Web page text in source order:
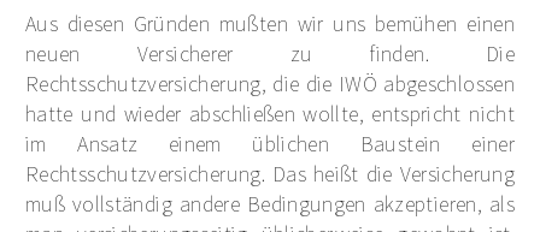
Aus diesen Gründen mußten wir uns bemühen einen
neuen Versicherer zu finden. Die
Rechtsschutzversicherung, die die IWÖ abgeschlossen
hatte und wieder abschließen wollte, entspricht nicht
im Ansatz einem üblichen Baustein einer
Rechtsschutzversicherung. Das heißt die Versicherung
muß vollständig andere Bedingungen akzeptieren, als